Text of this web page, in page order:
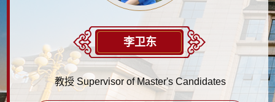
李卫东
教授 Supervisor of Master's Candidates